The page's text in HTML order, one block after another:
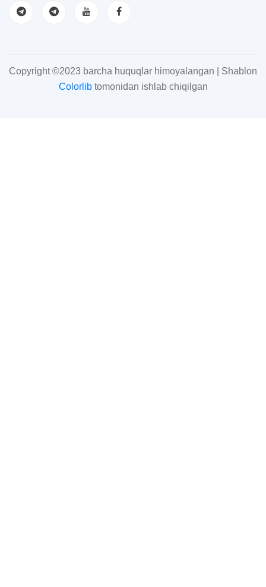
Copyright ©2023 barcha huquqlar himoyalangan | Shablon
Colorlibtomonidan ishlab chiqilgan